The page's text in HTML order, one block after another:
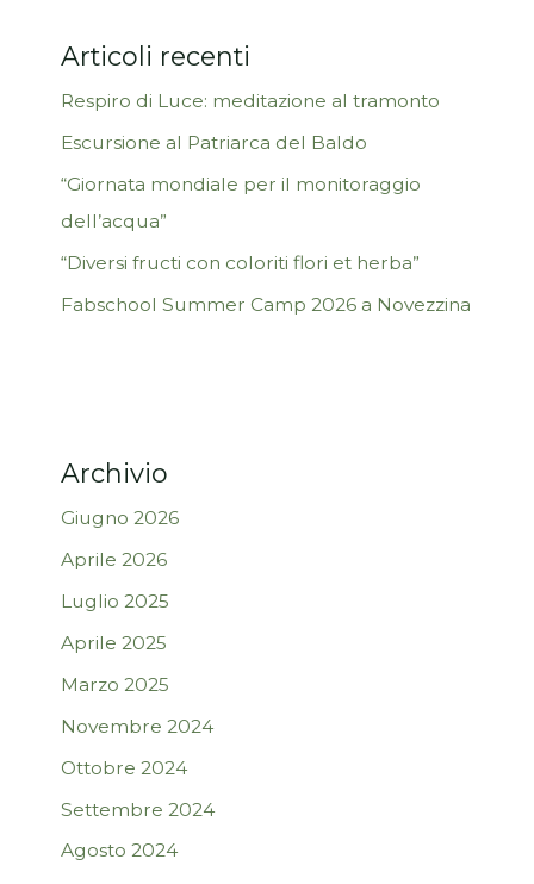
Articoli recenti
Respiro di Luce: meditazione al tramonto
Escursione al Patriarca del Baldo
“Giornata mondiale per il monitoraggio
dell’acqua”
“Diversi fructi con coloriti flori et herba”
Fabschool Summer Camp 2026 a Novezzina
Archivio
Giugno 2026
Aprile 2026
Luglio 2025
Aprile 2025
Marzo 2025
Novembre 2024
Ottobre 2024
Settembre 2024
Agosto 2024